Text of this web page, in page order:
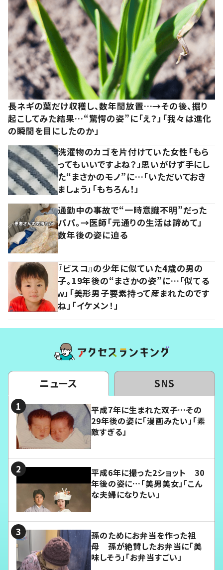
長ネギの葉だけ収穫し、数年間放置…→その後、掘り
起こしてみた結果…“驚愕の姿”に「え？」「我々は進化
の瞬間を目にしたのか」
洗濯物のカゴを片付けていた女性「もら
ってもいいですよね？」思いがけず手にし
た“まさかのモノ”に…「いただいておき
ましょう」「もちろん！」
通勤中の事故で“一時意識不明”だった
パパ。→医師「元通りの生活は諦めて」
数年後の姿に迫る
『ビスコ』の少年に似ていた4歳の男の
子。19年後の“まさかの姿”に…「似てる
ｗ」「美形男子要素持って産まれたのです
ね」「イケメン！」
ニュース SNS
平成7年に生まれた双子…その
29年後の姿に「漫画みたい」「素
敵すぎる」
平成6年に撮った2ショット 30
年後の姿に…「美男美女」「こん
な夫婦になりたい」
孫のためにお弁当を作った祖
母 孫が絶賛したお弁当に「美
味しそう」「お弁当すごい」